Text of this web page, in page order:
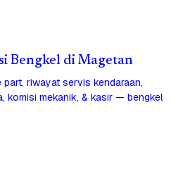
Bengkel di Magetan
riwayat servis kendaraan,
komisi mekanik, & kasir — bengkel